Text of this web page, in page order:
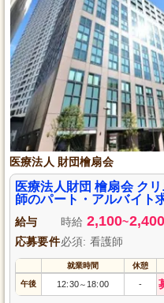
医療法人 財団檜扇会
医療法人財団 檜扇会 ク
師のパート・アルバイト
給与 時給 2,100~2,400
応募要件必須: 看護師
就業時間 休憩
午後 12:30～ 18:00 -